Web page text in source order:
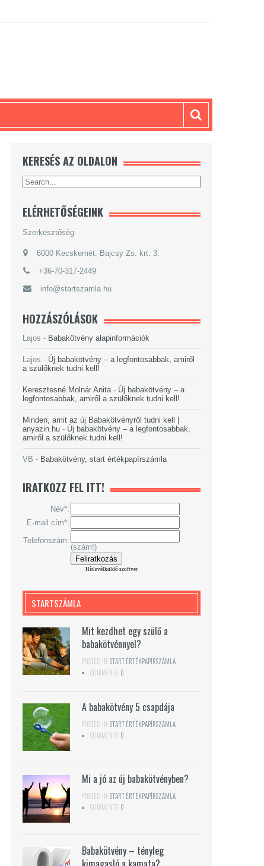
KERESÉS AZ OLDALON
ELÉRHETŐSÉGEINK
Szerkesztőség
6000 Kecskemét, Bajcsy Zs. krt. 3.
+36-70-317-2449
info@startszamla.hu
HOZZÁSZÓLÁSOK
Lajos - Babakötvény alapinformációk
Lajos - Új babakötvény – a legfontosabbak, amiről
a szülőknek tudni kell!
Keresztesné Molnár Anita- Új babakötvény – a
legfontosabbak, amiről a szülőknek tudni kell!
Minden, amit az új Babakötvényről tudni kell |
anyazin.hu - Új babakötvény – a legfontosabbak,
amiről a szülőknek tudni kell!
VB - Babakötvény, start értékpapírszámla
IRATKOZZ FEL ITT!
Név*:
E-mail cím*:
Telefonszám:
(szám!)
Hírlevélküldő szoftver
STARTSZÁMLA
Mit kezdhet egy szülő a
babakötvénnyel?
POSTED IN:START ÉRTÉKPAPÍRSZÁMLA
COMMENTS:0
A babakötvény 5 csapdája
POSTED IN:START ÉRTÉKPAPÍRSZÁMLA
COMMENTS:0
Mi a jó az új babakötvényben?
POSTED IN:START ÉRTÉKPAPÍRSZÁMLA
COMMENTS:0
Babakötvény – tényleg